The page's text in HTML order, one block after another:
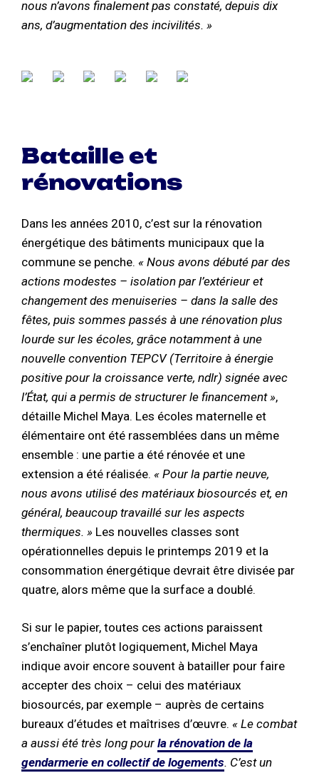
nous n’avons finalement pas constaté, depuis dix
ans, d’augmentation des incivilités. »
Bataille et
rénovations
Dans les années 2010, c’est sur la rénovation
énergétique des bâtiments municipaux que la
commune se penche. « Nous avons débuté par des
actions modestes – isolation par l’extérieur et
changement des menuiseries – dans la salle des
fêtes, puis sommes passés à une rénovation plus
lourde sur les écoles, grâce notamment à une
nouvelle convention TEPCV (Territoire à énergie
positive pour la croissance verte, ndlr) signée avec
l’État, qui a permis de structurer le financement »,
détaille Michel Maya. Les écoles maternelle et
élémentaire ont été rassemblées dans un même
ensemble : une partie a été rénovée et une
extension a été réalisée. « Pour la partie neuve,
nous avons utilisé des matériaux biosourcés et, en
général, beaucoup travaillé sur les aspects
thermiques. » Les nouvelles classes sont
opérationnelles depuis le printemps 2019 et la
consommation énergétique devrait être divisée par
quatre, alors même que la surface a doublé.
Si sur le papier, toutes ces actions paraissent
s’enchaîner plutôt logiquement, Michel Maya
indique avoir encore souvent à batailler pour faire
accepter des choix – celui des matériaux
biosourcés, par exemple – auprès de certains
bureaux d’études et maîtrises d’œuvre. « Le combat
a aussi été très long pour la rénovation de la
gendarmerie en collectif de logements. C’est un